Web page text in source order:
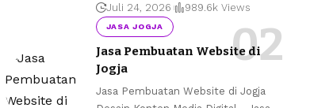
Juli 24, 2026
989.6k Views
JASA JOGJA
Jasa Pembuatan Website di
Jogja
Jasa Pembuatan Website di Jogja